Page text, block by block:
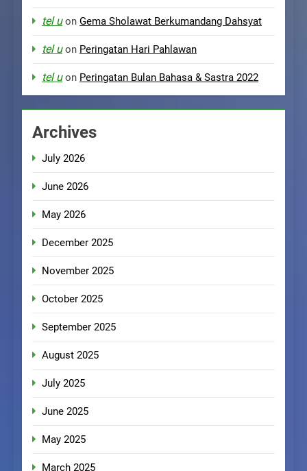
tel uon Gema Sholawat Berkumandang Dahsyat
tel uon Peringatan Hari Pahlawan
tel uon Peringatan Bulan Bahasa & Sastra 2022
Archives
July 2026
June 2026
May 2026
December 2025
November 2025
October 2025
September 2025
August 2025
July 2025
June 2025
May 2025
March 2025